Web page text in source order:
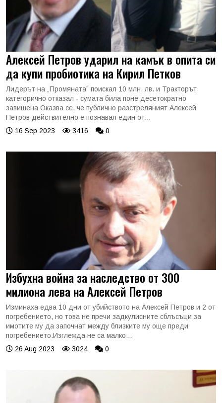
Алексей Петров ударил на камък в опита си
да купи пробиотика на Кирил Петков
Лидерът на „Промяната” поискал 10 млн. лв. и Тракторът
категорично отказал - сумата била поне десетократно
завишена Оказва се, че публично разстреляният Алексей
Петров действително е познавал един от...
16 Sep 2023
3416 0
Избухна война за наследство от 300
милиона лева на Алексей Петров
Изминаха едва 10 дни от убийството на Алексей Петров и 2 от
погребението, но това не пречи задкулисните сблъсъци за
имотите му да започнат между близките му още преди
погребението.Изглежда не са малко...
26 Aug 2023
3024 0